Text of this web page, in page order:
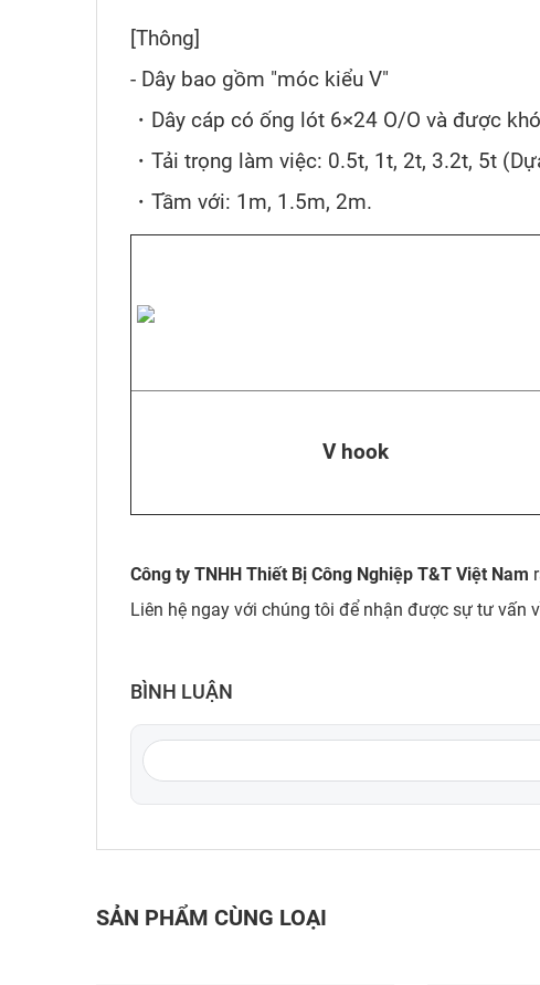
[Thông]
- Dây bao gồm "móc kiểu V"
・Dây cáp có ống lót 6×24 O/O và được
・Tải trọng làm việc: 0.5t, 1t, 2t, 3.2t, 5t
・Tầm với: 1m, 1.5m, 2m.
V hook
Công ty TNHH Thiết Bị Công Nghiệp T&T Việt Nam
Liên hệ ngay với chúng tôi để nhận được sự tư vấn
BÌNH LUẬN
SẢN PHẨM CÙNG LOẠI